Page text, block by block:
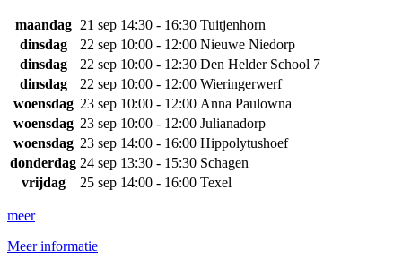
maandag 21 sep 14:30 - 16:30 Tuitjenhorn
dinsdag
22 sep 10:00 - 12:00 Nieuwe Niedorp
dinsdag
22 sep 10:00 - 12:30 Den Helder School 7
dinsdag
22 sep 10:00 - 12:00 Wieringerwerf
woensdag 23 sep 10:00 - 12:00 Anna Paulowna
woensdag 23 sep 10:00 - 12:00 Julianadorp
woensdag 23 sep 14:00 - 16:00 Hippolytushoef
donderdag 24 sep 13:30 - 15:30 Schagen
vrijdag
25 sep 14:00 - 16:00 Texel
meer
Meer informatie